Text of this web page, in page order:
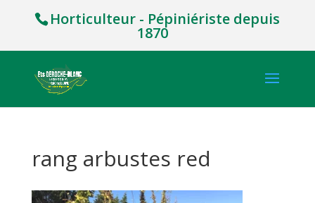
Horticulteur - Pépiniériste depuis
1870
rang arbustes red